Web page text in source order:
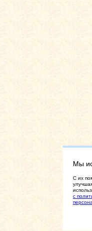
Мы
C их
с